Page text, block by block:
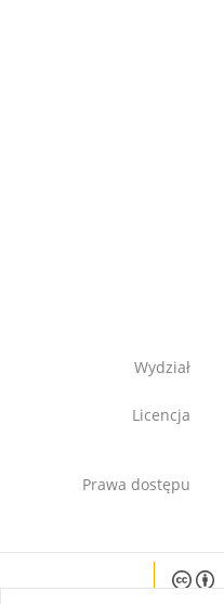
Wydział
Licencja
Prawa dostępu